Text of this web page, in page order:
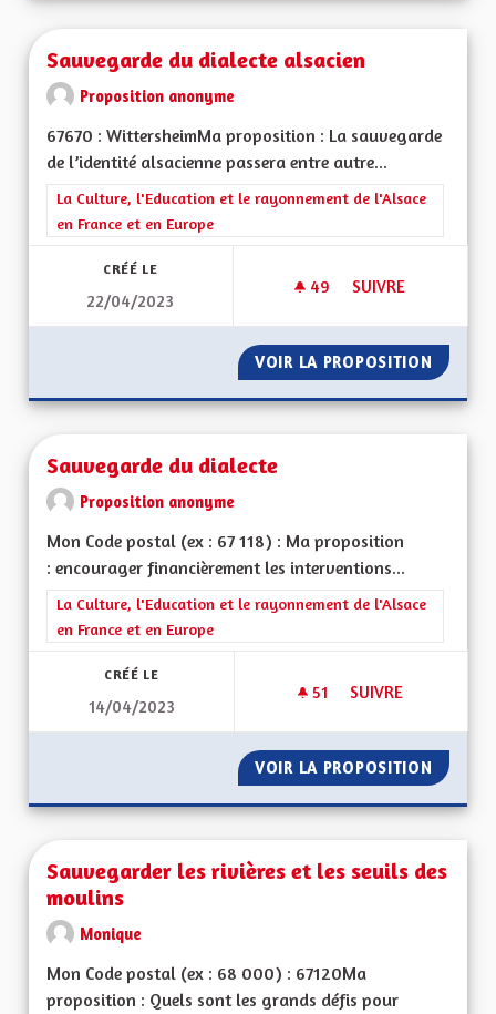
Sauvegarde du dialecte alsacien
Proposition anonyme
67670 : WittersheimMa proposition : La sauvegarde
de l’identité alsacienne passera entre autre...
Filtrer les résultats de la catégorie : La Culture, l'Education et
La Culture, l'Education et le rayonnement de l'Alsace
en France et en Europe
CRÉÉ LE
22/04/2023
49 49 ABONNÉS
SUIVRE
VOIR LA PROPOSITION
Sauvegarde du dialecte
Proposition anonyme
Mon Code postal (ex : 67 118) : Ma proposition
: encourager financièrement les interventions...
Filtrer les résultats de la catégorie : La Culture, l'Education et
La Culture, l'Education et le rayonnement de l'Alsace
en France et en Europe
CRÉÉ LE
14/04/2023
51 51 ABONNÉS
SUIVRE
VOIR LA PROPOSITION
Sauvegarder les rivières et les seuils des
moulins
Monique
Mon Code postal (ex : 68 000) : 67120Ma
proposition : Quels sont les grands défis pour